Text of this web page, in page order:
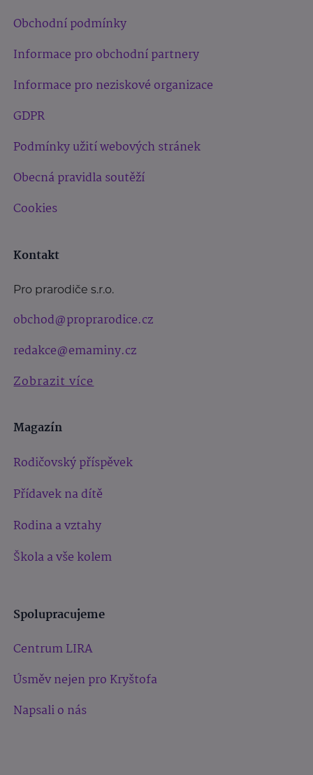
Obchodní podmínky
Informace pro obchodní partnery
Informace pro neziskové organizace
GDPR
Podmínky užití webových stránek
Obecná pravidla soutěží
Cookies
Kontakt
Pro prarodiče s.r.o.
obchod@proprarodice.cz
redakce@emaminy.cz
Zobrazit více
Magazín
Rodičovský příspěvek
Přídavek na dítě
Rodina a vztahy
Škola a vše kolem
Spolupracujeme
Centrum LIRA
Úsměv nejen pro Kryštofa
Napsali o nás